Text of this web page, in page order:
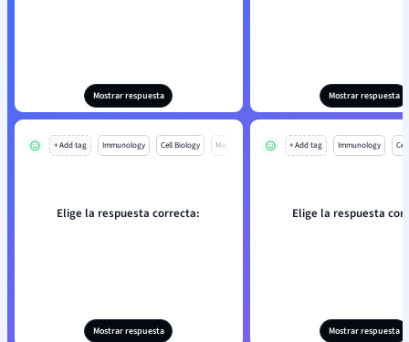
Mostrar respuesta Mostrar respuesta
+ Add tag Immunology Cell Biology Mo
Elige la respuesta correcta:
Mostrar respuesta
+ Add tag Immunology
Elige la respuesta
Mostrar respuesta